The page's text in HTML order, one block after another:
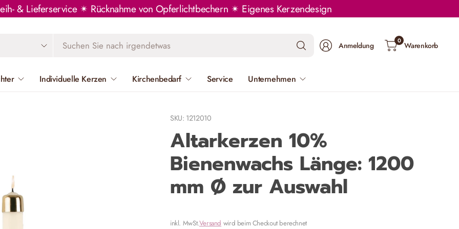
& Lieferservice ✴ Rücknahme von Opferlichtbechern ✴ Eigenes Kerzendesign
Suchen
Sie
Anmeldung 0 Warenkorb
Individuelle Kerzen Kirchenbedarf Service Unternehmen
SKU: 1212010
Altarkerzen 10%
Bienenwachs Länge: 1200
mm Ø zur Auswahl
inkl. MwSt.Versand wird beim Checkout berechnet